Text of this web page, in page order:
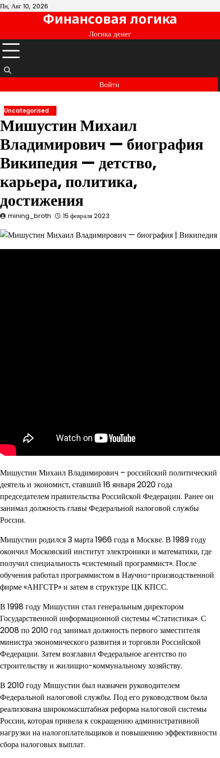
Перейти
Пн, Авг 10, 2026
Финансовая логика
Логика денег
Войти
Uncategorised
Мишустин Михаил
Владимирович — биография
Википедия — детство,
карьера, политика,
достижения
mining_broth 15 февраля 2023
Мишустин Михаил Владимирович – российский политический
деятель и экономист, ставший 16 января 2020 года
председателем правительства Российской Федерации. Ранее он
занимал должность главы Федеральной налоговой службы
России.
Мишустин родился 3 марта 1966 года в Москве. В 1989 году
окончил Московский институт электроники и математики, где
получил специальность «системный программист». После
обучения работал программистом в Научно-производственной
фирме «АНГСТР» и затем в структуре ЦК КПСС.
В 1998 году Мишустин стал генеральным директором
Государственной информационной системы «Статистика». С
2008 по 2010 год занимал должность первого заместителя
министра экономического развития и торговли Российской
Федерации. Затем возглавил Федеральное агентство по
строительству и жилищно-коммунальному хозяйству.
В 2010 году Мишустин был назначен руководителем
Федеральной налоговой службы. Под его руководством была
реализована широкомасштабная реформа налоговой системы
России, которая привела к сокращению административной
нагрузки на налогоплательщиков и повышению эффективности
сбора налоговых выплат.